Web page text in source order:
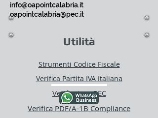
info@oapointcalabria.it
oapointcalabria@pec.it
Utilità
Strumenti Codice Fiscale
Verifica Partita IVA Italiana
Verificatore PEC
Verifica PDF/A-1B Compliance